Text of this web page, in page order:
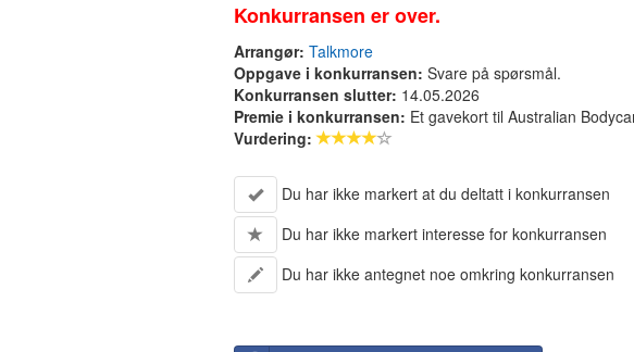
Konkurransen er over.
Arrangør: Talkmore
Oppgave i konkurransen: Svare på spørsmål.
Konkurransen slutter: 14.05.2026
Premie i konkurransen: Et gavekort til Australian
Vurdering:
Du har ikke markert at du deltatt i konkurransen
Du har ikke markert interesse for konkurransen
Du har ikke antegnet noe omkring konkurransen